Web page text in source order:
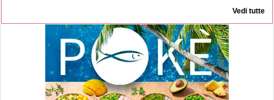
Vedi tutte